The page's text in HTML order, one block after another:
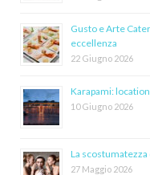
Gusto e Arte
eccellenza
22 Giugno 2026
Karapami:
10 Giugno 2026
La
27 Maggio 2026